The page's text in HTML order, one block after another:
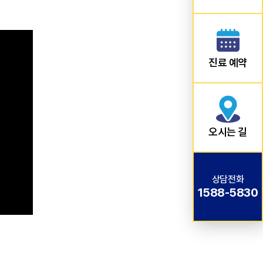
진료 예약
오시는 길
상담전화
1588-5830